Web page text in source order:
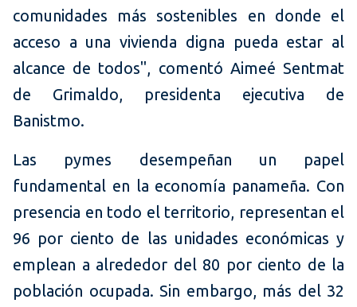
comunidades más sostenibles en donde el
acceso a una vivienda digna pueda estar al
alcance de todos", comentó Aimeé Sentmat
de Grimaldo, presidenta ejecutiva de
Banistmo.
Las pymes desempeñan un papel
fundamental en la economía panameña. Con
presencia en todo el territorio, representan el
96 por ciento de las unidades económicas y
emplean a alrededor del 80 por ciento de la
población ocupada. Sin embargo, más del 32